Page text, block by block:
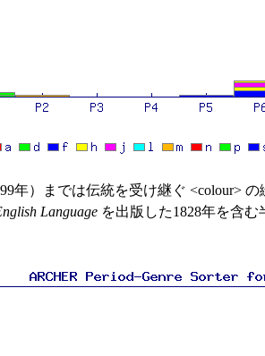
）までは伝統を受け継ぐ <colour>
Language を出版した1828年を含